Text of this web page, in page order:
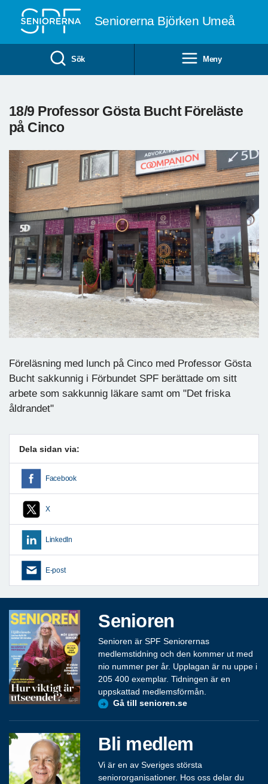
Seniorerna Björken Umeå
Sök Meny
18/9 Professor Gösta Bucht Föreläste
på Cinco
Föreläsning med lunch på Cinco med Professor Gösta
Bucht sakkunnig i Förbundet SPF berättade om sitt
arbete som sakkunnig läkare samt om "Det friska
åldrandet"
Dela sidan via:
Facebook
X
LinkedIn
E-post
Senioren
Senioren är SPF Seniorernas
medlemstidning och den kommer ut med
nio nummer per år. Upplagan är nu uppe i
205 400 exemplar. Tidningen är en
uppskattad medlemsförmån.
Gå till senioren.se
Bli medlem
Vi är en av Sveriges största
seniororganisationer. Hos oss delar du